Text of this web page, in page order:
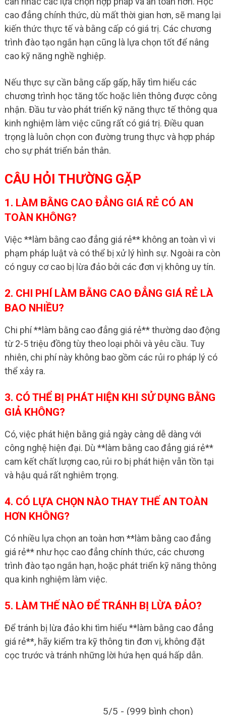
cao đẳng chính thức, dù mất thời gian hơn, sẽ mang lại
kiến thức thực tế và bằng cấp có giá trị. Các chương
trình đào tạo ngắn hạn cũng là lựa chọn tốt để nâng
cao kỹ năng nghề nghiệp.
Nếu thực sự cần bằng cấp gấp, hãy tìm hiểu các
chương trình học tăng tốc hoặc liên thông được công
nhận. Đầu tư vào phát triển kỹ năng thực tế thông qua
kinh nghiệm làm việc cũng rất có giá trị. Điều quan
trọng là luôn chọn con đường trung thực và hợp pháp
cho sự phát triển bản thân.
CÂU HỎI THƯỜNG GẶP
1. LÀM BẰNG CAO ĐẲNG GIÁ RẺ CÓ AN
TOÀN KHÔNG?
Việc **làm bằng cao đẳng giá rẻ** không an toàn vì vi
phạm pháp luật và có thể bị xử lý hình sự. Ngoài ra còn
có nguy cơ cao bị lừa đảo bởi các đơn vị không uy tín.
2. CHI PHÍ LÀM BẰNG CAO ĐẲNG GIÁ RẺ LÀ
BAO NHIỀU?
Chi phí **làm bằng cao đẳng giá rẻ** thường dao động
từ 2-5 triệu đồng tùy theo loại phôi và yêu cầu. Tuy
nhiên, chi phí này không bao gồm các rủi ro pháp lý có
thể xảy ra.
3. CÓ THỂ BỊ PHÁT HIỆN KHI SỬ DỤNG BẰNG
GIẢ KHÔNG?
Có, việc phát hiện bằng giả ngày càng dễ dàng với
công nghệ hiện đại. Dù **làm bằng cao đẳng giá rẻ**
cam kết chất lượng cao, rủi ro bị phát hiện vẫn tồn tại
và hậu quả rất nghiêm trọng.
4. CÓ LỰA CHỌN NÀO THAY THẾ AN TOÀN
HƠN KHÔNG?
Có nhiều lựa chọn an toàn hơn **làm bằng cao đẳng
giá rẻ** như học cao đẳng chính thức, các chương
trình đào tạo ngắn hạn, hoặc phát triển kỹ năng thông
qua kinh nghiệm làm việc.
5. LÀM THẾ NÀO ĐỂ TRÁNH BỊ LỪA ĐẢO?
Để tránh bị lừa đảo khi tìm hiểu **làm bằng cao đẳng
giá rẻ**, hãy kiểm tra kỹ thông tin đơn vị, không đặt
cọc trước và tránh những lời hứa hẹn quá hấp dẫn.
5/5 - (999 bình chọn)